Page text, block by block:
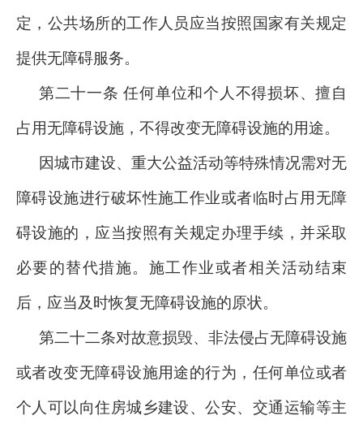
定，公共场所的工作人员应当按照国家有关规定
提供无障碍服务。
第二十一条 任何单位和个人不得损坏、擅自
占用无障碍设施，不得改变无障碍设施的用途。
因城市建设、重大公益活动等特殊情况需对无
障碍设施进行破坏性施工作业或者临时占用无障
碍设施的，应当按照有关规定办理手续，并采取
必要的替代措施。施工作业或者相关活动结束
后，应当及时恢复无障碍设施的原状。
第二十二条对故意损毁、非法侵占无障碍设施
或者改变无障碍设施用途的行为，任何单位或者
个人可以向住房城乡建设、公安、交通运输等主